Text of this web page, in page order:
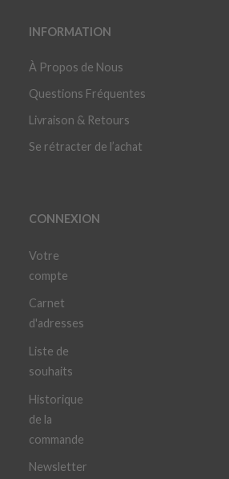
INFORMATION
À Propos de Nous
Questions Fréquentes
Livraison & Retours
Se rétracter de l’achat
CONNEXION
Votre
compte
Carnet
d'adresses
Liste de
souhaits
Historique
de la
commande
Newsletter